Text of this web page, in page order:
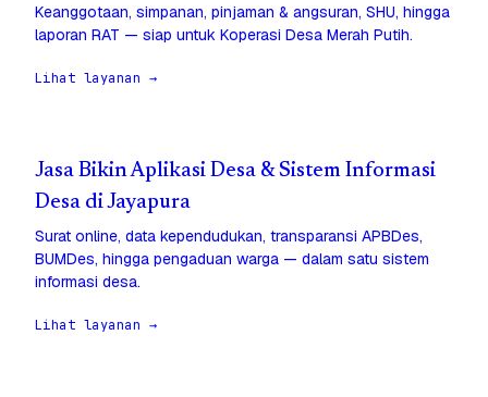
Keanggotaan, simpanan, pinjaman & angsuran, SHU, hingga
laporan RAT — siap untuk Koperasi Desa Merah Putih.
Lihat layanan →
Jasa Bikin Aplikasi Desa & Sistem Informasi
Desa di Jayapura
Surat online, data kependudukan, transparansi APBDes,
BUMDes, hingga pengaduan warga — dalam satu sistem
informasi desa.
Lihat layanan →